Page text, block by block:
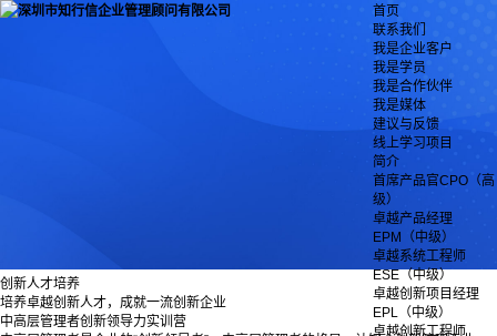
首页
联系我们
我是企业客户
我是学员
我是合作伙伴
我是媒体
建议与反馈
线上学习项目
简介
首席产品官CPO（高
级）
卓越产品经理
EPM（中级）
卓越系统工程师
ESE（中级）
卓越创新项目经理
EPL（中级）
卓越创新工程师
创新人才培养
培养卓越创新人才，成就一流创新企业
中高层管理者创新领导力实训营